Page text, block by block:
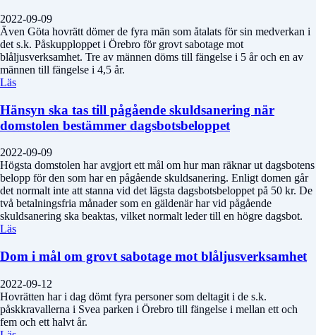
2022-09-09
Även Göta hovrätt dömer de fyra män som åtalats för sin medverkan i
det s.k. Påskupploppet i Örebro för grovt sabotage mot
blåljusverksamhet. Tre av männen döms till fängelse i 5 år och en av
männen till fängelse i 4,5 år.
Läs
Hänsyn ska tas till pågående skuldsanering när
domstolen bestämmer dagsbotsbeloppet
2022-09-09
Högsta domstolen har avgjort ett mål om hur man räknar ut dagsbotens
belopp för den som har en pågående skuldsanering. Enligt domen går
det normalt inte att stanna vid det lägsta dagsbotsbeloppet på 50 kr. De
två betalningsfria månader som en gäldenär har vid pågående
skuldsanering ska beaktas, vilket normalt leder till en högre dagsbot.
Läs
Dom i mål om grovt sabotage mot blåljusverksamhet
2022-09-12
Hovrätten har i dag dömt fyra personer som deltagit i de s.k.
påskkravallerna i Svea parken i Örebro till fängelse i mellan ett och
fem och ett halvt år.